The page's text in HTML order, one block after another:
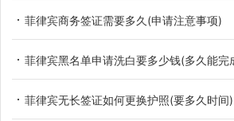
菲律宾商务签证需要多久(申请注意事项)
菲律宾黑名单申请洗白要多少钱(多久能完
菲律宾无长签证如何更换护照(要多久时间)